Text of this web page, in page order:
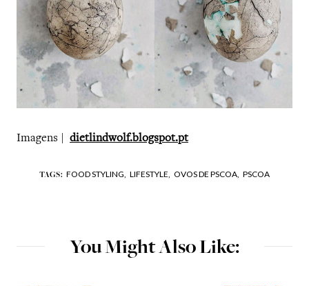
Imagens | dietlindwolf.blogspot.pt
TAGS: FOOD STYLING, LIFESTYLE, OVOS DE PSCOA, PSCOA
You Might Also Like: